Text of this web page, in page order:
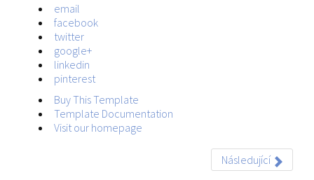
email
facebook
twitter
google+
linkedin
pinterest
Buy This Template
Template Documentation
Visit our homepage
Následující